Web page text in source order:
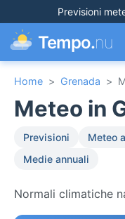
Previsioni
Tempo.nu
Home > Grenada >
Meteo in
Previsioni Meteo
Medie annuali
Normali climatiche